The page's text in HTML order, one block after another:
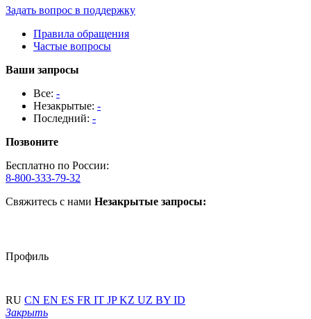
Задать вопрос в поддержку
Правила обращения
Частые вопросы
Ваши запросы
Все: -
Незакрытые: -
Последний: -
Позвоните
Бесплатно по России:
8-800-333-79-32
Свяжитесь с нами Незакрытые запросы:
Профиль
RU CN EN ES FR IT JPKZ UZ BY ID
Закрыть